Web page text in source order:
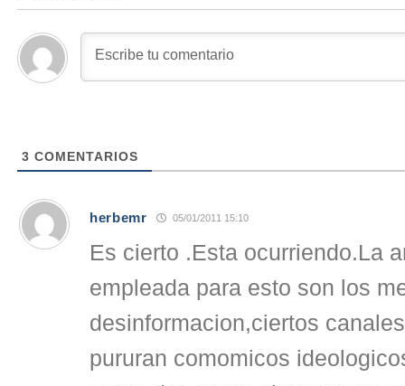
3 COMENTARIOS
herbemr 05/01/2011 15:10
Es cierto .Esta ocurriendo.La
empleada para esto son los
desinformacion,ciertos
pururan comomicos